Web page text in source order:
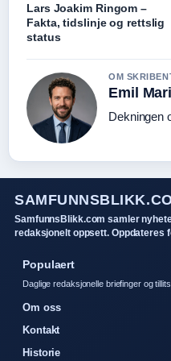
Lars Joakim Ringom –
Fakta, tidslinje og rettslig
status
OM
Emil
Dekningen
SamfunnsBlikk.com samler
redaksjonelt oppsett. Oppdateres
Populaert
Daglige redaksjonelle briefinger og
Om oss
Kontakt
Historie